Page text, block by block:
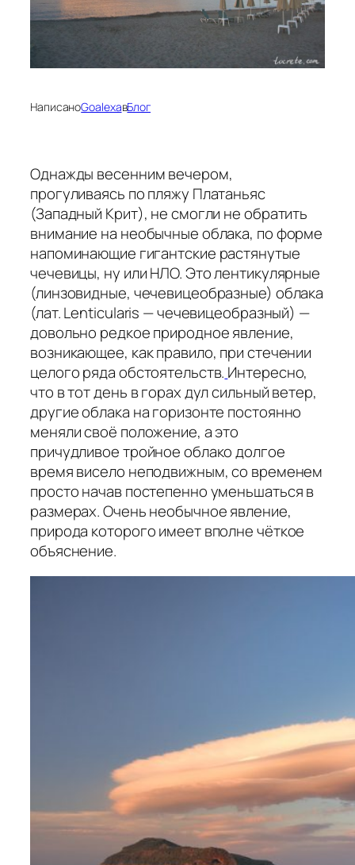
НаписаноGoalexaвБлог
Однажды весенним вечером,
прогуливаясь по пляжу Платаньяс
(Западный Крит), не смогли не обратить
внимание на необычные облака, по форме
напоминающие гигантские растянутые
чечевицы, ну или НЛО. Это лентикулярные
(линзовидные, чечевицеобразные) облака
(лат. Lenticularis — чечевицеобразный) —
довольно редкое природное явление,
возникающее, как правило, при стечении
целого ряда обстоятельств. Интересно,
что в тот день в горах дул сильный ветер,
другие облака на горизонте постоянно
меняли своё положение, а это
причудливое тройное облако долгое
время висело неподвижным, со временем
просто начав постепенно уменьшаться в
размерах. Очень необычное явление,
природа которого имеет вполне чёткое
объяснение.